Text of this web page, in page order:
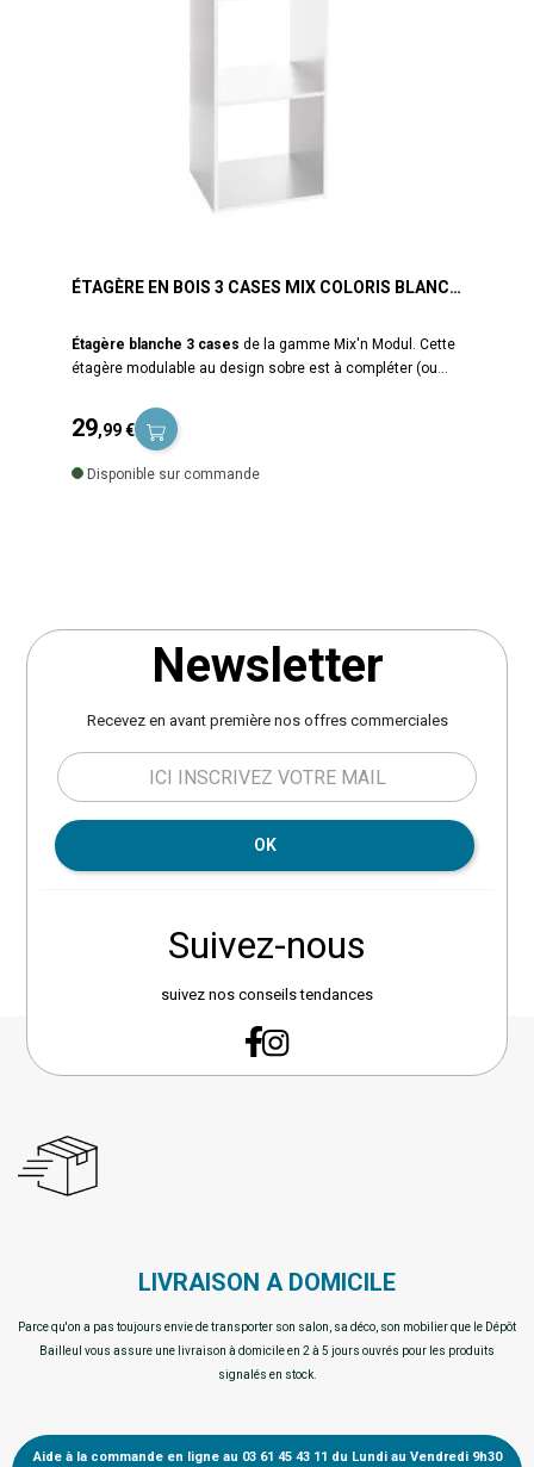
ÉTAGÈRE EN BOIS 3 CASES MIX COLORIS BLANC
Étagère blanche 3 cases de la gamme Mix'n Modul. Cette
étagère modulable au design sobre est à compléter (ou
sont multiples pour une touche déco à votre image. A
monter soi même. Dimensions : L34,4 cm x I32 cm x
H100,5 cm. Poids : 9 kg. Matières : panneaux fibres de bois
MDF. Coloris : blanc. Marque 5five.
29,99 €
Disponible sur commande
Newsletter
Recevez en avant première nos offres commerciales
OK
Suivez-nous
suivez nos conseils tendances
LIVRAISON A DOMICILE
Parce qu'on a pas toujours envie de transporter son salon, sa déco, son mobilier que le Dépôt
Bailleul vous assure une livraison à domicile en 2 à 5 jours ouvrés pour les produits
signalés en stock.
Aide à la commande en ligne au 03 61 45 43 11 du Lundi au Vendredi 9h30